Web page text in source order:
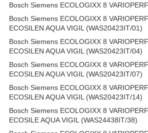
Bosch Siemens ECOLOGIXX 8
Bosch Siemens ECOLOGIXX 8
ECOSILEN AQUA VIGIL (WAS20423IT/01)
Bosch Siemens ECOLOGIXX 8
ECOSILEN AQUA VIGIL (WAS20423IT/04)
Bosch Siemens ECOLOGIXX 8
ECOSILEN AQUA VIGIL (WAS20423IT/07)
Bosch Siemens ECOLOGIXX 8
ECOSILEN AQUA VIGIL (WAS20423IT/14)
Bosch Siemens ECOLOGIXX 8
ECOSILE AQUA VIGIL (WAS24438IT/38)